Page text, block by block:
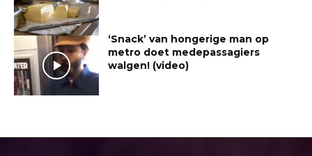
‘Snack’ van hongerige man op
metro doet medepassagiers
walgen! (video)